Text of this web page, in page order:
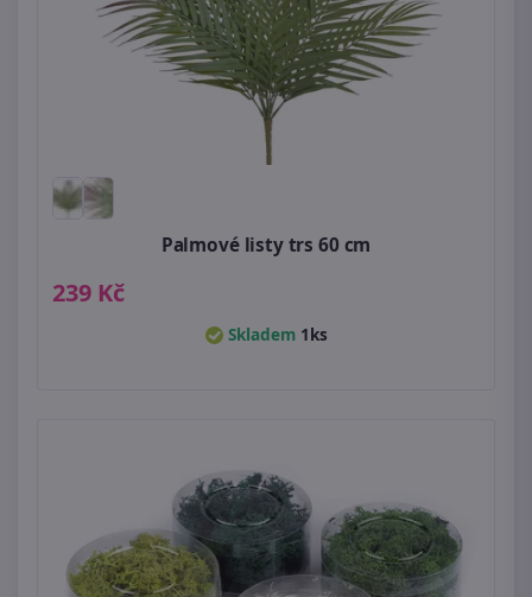
Palmové listy trs 60 cm
239 Kč
Skladem 1ks